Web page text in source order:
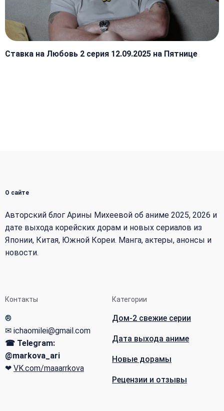
Ставка на Любовь 2 серия 12.09.2025 на Пятнице
О сайте
Авторский блог Арины Михеевой об аниме 2025, 2026 и
дате выхода корейских дорам и новых сериалов из
Японии, Китая, Южной Кореи. Манга, актеры, анонсы и
новости.
Контакты
®
✉ ichaomilei@gmail.com
☎ Telegram:
@markova_ari
❤ VK.com/maaarrkova
Категории
Дом-2 свежие серии
Дата выхода аниме
Новые дорамы
Рецензии и отзывы